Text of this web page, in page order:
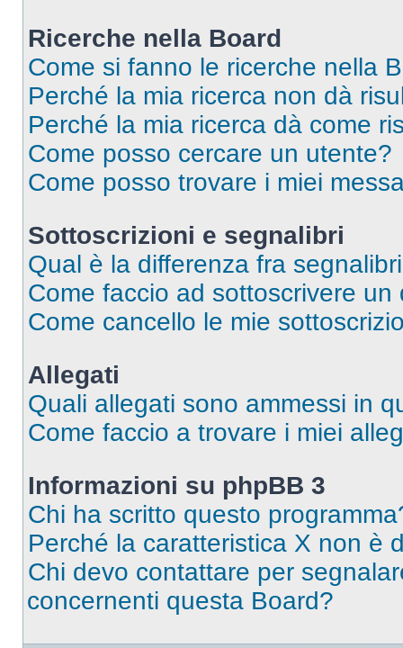
Ricerche nella Board
Come si fanno le ricerche nella
Perché la mia ricerca non dà
Perché la mia ricerca dà come
Come posso cercare un utente?
Come posso trovare i miei
Sottoscrizioni e segnalibri
Qual è la differenza fra
Come faccio ad sottoscrivere
Come cancello le mie
Allegati
Quali allegati sono ammessi in
Come faccio a trovare i miei
Informazioni su phpBB 3
Chi ha scritto questo
Perché la caratteristica X non è
Chi devo contattare per
concernenti questa Board?